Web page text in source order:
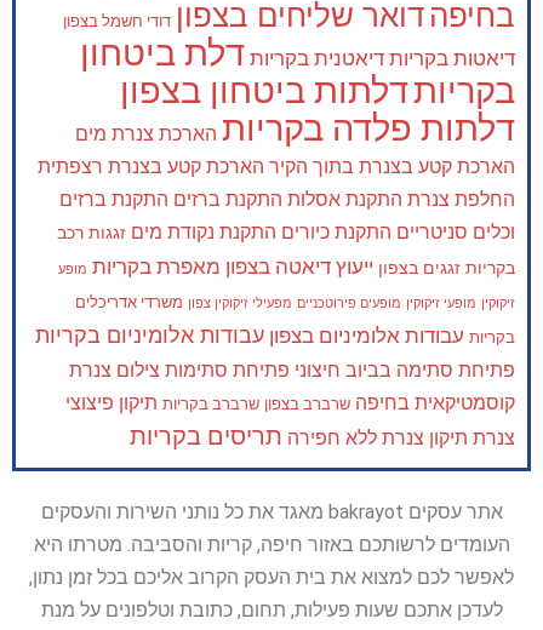
בחיפה דואר שליחים בצפון דודי חשמל בצפון
דיאטות בקריות דיאטנית בקריות דלת ביטחון
בקריותדלתות ביטחון בצפון
דלתות פלדה בקריות הארכת צנרת מים
הארכת קטע בצנרת בתוך הקיר הארכת קטע בצנרת רצפתית
החלפת צנרת התקנת אסלות התקנת ברזים התקנת ברזים
וכלים סניטריים התקנת כיורים התקנת נקודת מים זגגות רכב
בקריות זגגים בצפון ייעוץ דיאטה בצפון מאפרת בקריות מופע
זיקוקין מופעי זיקוקין מופעים פירוטכניים מפעילי זיקוקין צפון משרדי אדריכלים
בקריות עבודות אלומיניום בצפון עבודות אלומיניום בקריות
פתיחת סתימה בביוב חיצוני פתיחת סתימות צילום צנרת
קוסמטיקאית בחיפה שרברב בצפון שרברב בקריות תיקון פיצוצי
צנרת תיקון צנרת ללא חפירה תריסים בקריות
אתר עסקים bakrayot מאגד את כל נותני השירות והעסקים
העומדים לרשותכם באזור חיפה, קריות והסביבה. מטרתו היא
לאפשר לכם למצוא את בית העסק הקרוב אליכם בכל זמן נתון,
לעדכן אתכם שעות פעילות, תחום, כתובת וטלפונים על מנת